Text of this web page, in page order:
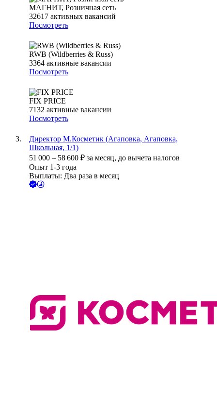
МАГНИТ, Розничная сеть
32617 активных вакансий
Посмотреть
RWB (Wildberries & Russ)
3364 активные вакансии
Посмотреть
FIX PRICE
7132 активные вакансии
Посмотреть
Директор М.Косметик (Агаповка, Агаповка,
Школьная, 1/1)
51 000 – 58 600 ₽ за месяц, до вычета налогов
Опыт 1-3 года
Выплаты: Два раза в месяц